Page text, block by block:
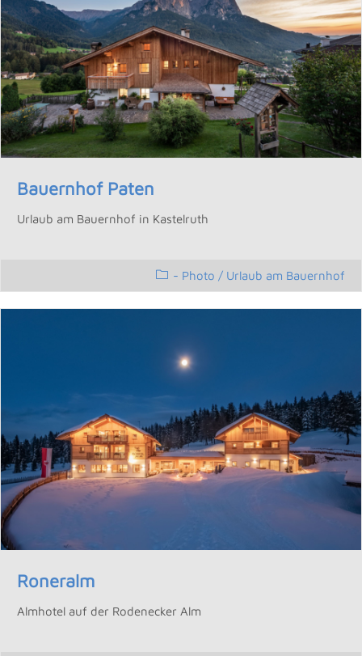
Bauernhof Paten
Urlaub am Bauernhof in Kastelruth
- Photo / Urlaub am Bauernhof
Roneralm
Almhotel auf der Rodenecker Alm